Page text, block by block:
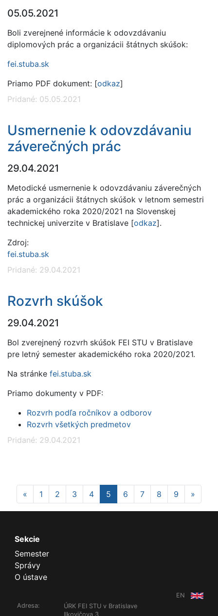
05.05.2021
Boli zverejnené informácie k odovzdávaniu
diplomových prác a organizácii štátnych skúšok:
fei.stuba.sk
Priamo PDF dokument: [odkaz]
Pridané: 05.05.2021
Usmernenie k odovzdávaniu
záverečných prác
29.04.2021
Metodické usmernenie k odovzdávaniu záverečných
prác a organizácii štátnych skúšok v letnom semestri
akademického roka 2020/2021 na Slovenskej
technickej univerzite v Bratislave [odkaz].
Zdroj:
fei.stuba.sk
Pridané: 29.04.2021
Rozvrh skúšok
29.04.2021
Bol zverejnený rozvrh skúšok FEI STU v Bratislave
pre letný semester akademického roka 2020/2021.
Na stránke fei.stuba.sk
Priamo dokumenty v PDF:
Rozvrh podľa ročníkov a odborov
Rozvrh všetkých predmetov
Pridané: 29.04.2021
« Previous
1 2 3 4 5 6 7 8 9 »
Sekcie
Semester
Správy
O ústave
EN
Adresa:
ÚRK FEI STU v Bratislave
Ilkovičova 3